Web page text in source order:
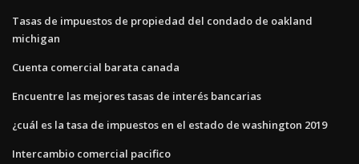
Tasas de impuestos de propiedad del condado de oakland
michigan
Cuenta comercial barata canada
Encuentre las mejores tasas de interés bancarias
¿cuál es la tasa de impuestos en el estado de washington 2019
Intercambio comercial pacifico